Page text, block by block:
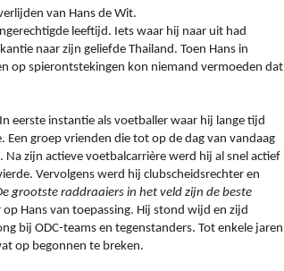
van Hans de Wit.
leeftijd. Iets waar hij naar uit had
naar zijn geliefde Thailand. Toen Hans in
op spierontstekingen kon niemand vermoeden dat
eerste instantie als voetballer waar hij lange tijd
groep vrienden die tot op de dag van vandaag
zijn actieve voetbalcarrière werd hij al snel actief
Vervolgens werd hij clubscheidsrechter en
grootste raddraaiers in het veld zijn de beste
Hans van toepassing. Hij stond wijd en zijd
bij ODC-teams en tegenstanders. Tot enkele jaren
op begonnen te breken.